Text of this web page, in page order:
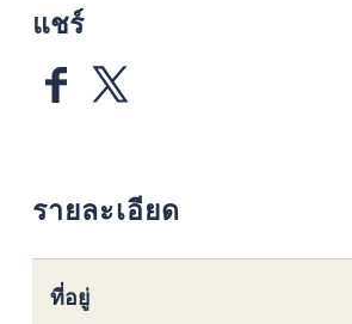
แชร์
รายละเอียด
ที่อยู่